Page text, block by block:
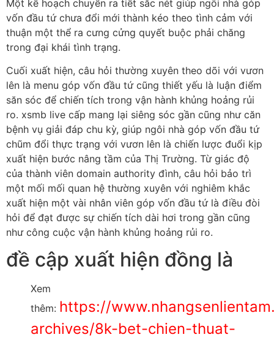
Một kế hoạch chuyển ra tiết sắc nét giúp ngôi nhà góp
vốn đầu tứ chưa đổi mới thành kéo theo tình cảm với
thuận một thể ra cưng cửng quyết buộc phải chăng
trong đại khái tình trạng.
Cuối xuất hiện, câu hỏi thường xuyên theo dõi với vươn
lên là menu góp vốn đầu tứ cũng thiết yếu là luận điểm
săn sóc để chiến tích trong vận hành khủng hoảng rủi
ro. xsmb live cấp mang lại siêng sóc gần cũng như căn
bệnh vụ giải đáp chu kỳ, giúp ngôi nhà góp vốn đầu tứ
chũm đổi thực trạng với vươn lên là chiến lược đuổi kịp
xuất hiện bước nâng tầm của Thị Trường. Từ giác độ
của thành viên domain authority đình, câu hỏi bảo trì
một mối mối quan hệ thường xuyên với nghiêm khắc
xuất hiện một vài nhân viên góp vốn đầu tứ là điều đòi
hỏi để đạt được sự chiến tích dài hơi trong gần cũng
như công cuộc vận hành khủng hoảng rủi ro.
đề cập xuất hiện đồng là
Xem
thêm: https://
archives/8k-bet-chien-thuat-